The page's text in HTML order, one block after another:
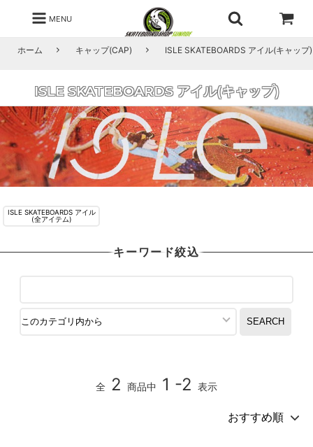
MENU
ホーム キャップ(CAP) ISLE SKATEBOARDS アイル(キャップ)
ISLE SKATEBOARDS アイル(キャップ)
ISLE SKATEBOARDS アイル
(全アイテム)
キーワード絞込
全 2 商品中 1 -2 表示